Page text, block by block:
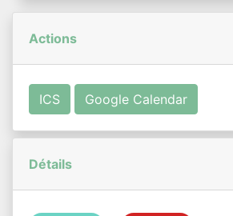
Actions
ICS Google Calendar
Détails